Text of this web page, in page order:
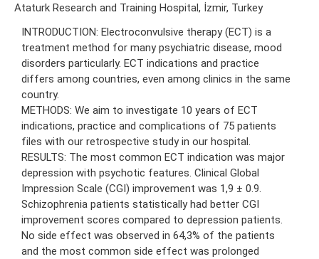
Ataturk Research and Training Hospital, İzmir, Turkey
INTRODUCTION: Electroconvulsive therapy (ECT) is a
treatment method for many psychiatric disease, mood
disorders particularly. ECT indications and practice
differs among countries, even among clinics in the same
country.
METHODS: We aim to investigate 10 years of ECT
indications, practice and complications of 75 patients
files with our retrospective study in our hospital.
RESULTS: The most common ECT indication was major
depression with psychotic features. Clinical Global
Impression Scale (CGI) improvement was 1,9 ± 0.9.
Schizophrenia patients statistically had better CGI
improvement scores compared to depression patients.
No side effect was observed in 64,3% of the patients
and the most common side effect was prolonged